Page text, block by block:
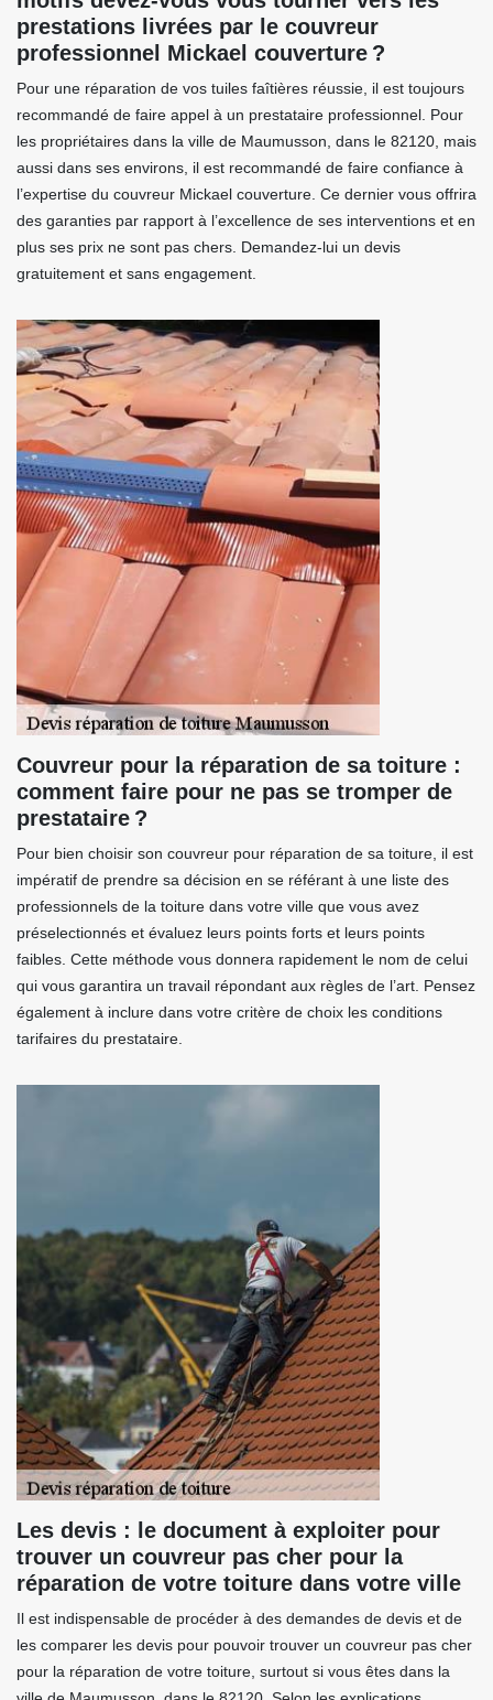
prestations livrées par le couvreur
professionnel Mickael couverture ?
Pour une réparation de vos tuiles faîtières réussie, il est toujours
recommandé de faire appel à un prestataire professionnel. Pour
les propriétaires dans la ville de Maumusson, dans le 82120, mais
aussi dans ses environs, il est recommandé de faire confiance à
l’expertise du couvreur Mickael couverture. Ce dernier vous offrira
des garanties par rapport à l’excellence de ses interventions et en
plus ses prix ne sont pas chers. Demandez-lui un devis
gratuitement et sans engagement.
Couvreur pour la réparation de sa toiture :
comment faire pour ne pas se tromper de
prestataire ?
Pour bien choisir son couvreur pour réparation de sa toiture, il est
impératif de prendre sa décision en se référant à une liste des
professionnels de la toiture dans votre ville que vous avez
préselectionnés et évaluez leurs points forts et leurs points
faibles. Cette méthode vous donnera rapidement le nom de celui
qui vous garantira un travail répondant aux règles de l’art. Pensez
également à inclure dans votre critère de choix les conditions
tarifaires du prestataire.
Les devis : le document à exploiter pour
trouver un couvreur pas cher pour la
réparation de votre toiture dans votre ville
Il est indispensable de procéder à des demandes de devis et de
les comparer les devis pour pouvoir trouver un couvreur pas cher
pour la réparation de votre toiture, surtout si vous êtes dans la